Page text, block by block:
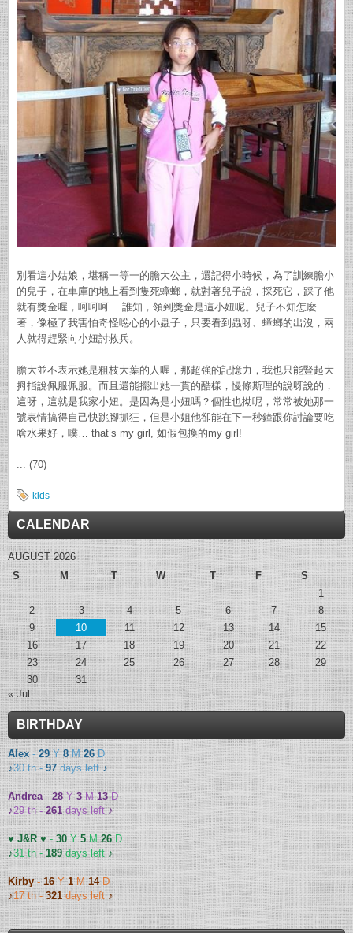
別看這小姑娘，堪稱一等一的膽大公主，還記得小時候，為了訓練膽小
的兒子，在車庫的地上看到隻死蟑螂，就對著兒子說，採死它，踩了他
就有獎金喔，呵呵呵… 誰知，領到獎金是這小妞呢。兒子不知怎麼
著，像極了我害怕奇怪噁心的小蟲子，只要看到蟲呀、蟑螂的出沒，兩
人就得趕緊向小妞討救兵。
膽大並不表示她是粗枝大葉的人喔，那超強的記憶力，我也只能豎起大
拇指說佩服佩服。而且還能擺出她一貫的酷樣，慢條斯理的說呀說的，
這呀，這就是我家小妞。是因為是小妞嗎？個性也拗呢，常常被她那一
號表情搞得自己快跳腳抓狂，但是小姐他卻能在下一秒鐘跟你討論要吃
啥水果好，噗… that’s my girl, 如假包換的my girl!
... (70)
kids
CALENDAR
AUGUST 2026
S
M T W T F
S
1
2
3 4 5 6 7
8
9
10 11 12 13 14
15
16
17 18 19 20 21
22
23
24 25 26 27 28
29
30
31
« Jul
BIRTHDAY
Alex -29Y 8M26D
♪30 th -97days left♪
Andrea-28Y3M13D
♪29 th -261days left♪
♥ J&R ♥-30Y5M26D
♪31 th -189days left ♪
Kirby-16Y1M14D
♪17 th -321days left♪